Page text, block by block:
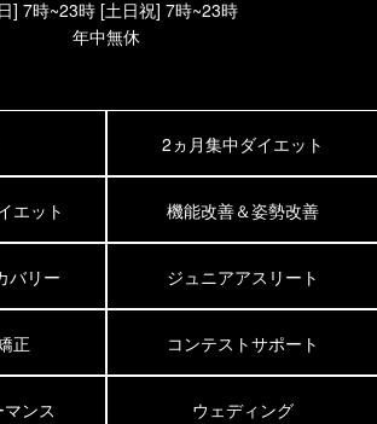
] 7時~23時 [土日祝] 7時~23時
年中無休
2ヵ月集中ダイエット
エット 機能改善＆姿勢改善
バリー ジュニアアスリート
正 コンテストサポート
ンス ウェディング